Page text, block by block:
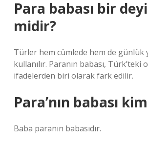
Para babası bir
midir?
Türler hem cümlede hem de günlük
kullanılır. Paranın babası, Türk’teki
ifadelerden biri olarak fark edilir.
Para’nın babası
Baba paranın babasıdır.